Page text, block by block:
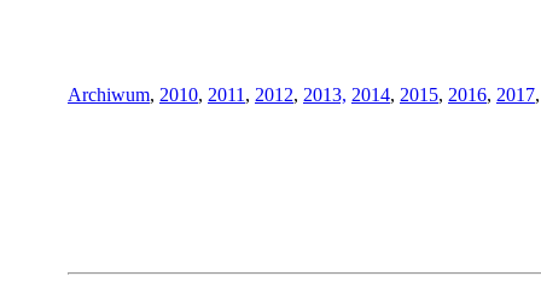
Archiwum, 2010, 2011 , 2012, 2013, 2014, 2015, 2016, 2017